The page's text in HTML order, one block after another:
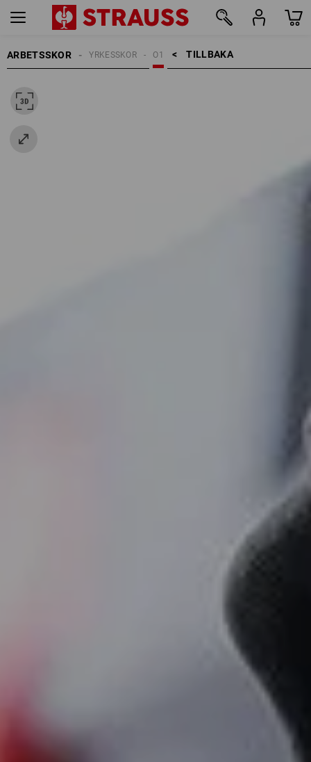
ARBETSSKOR TILLBAKA    >
O1
YRKESSKOR